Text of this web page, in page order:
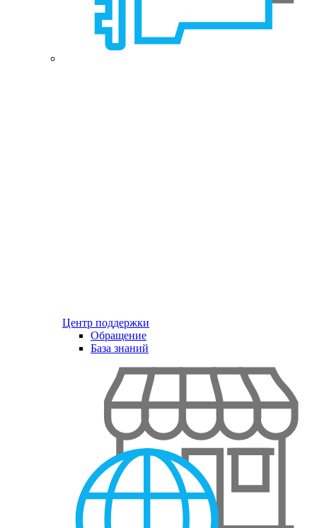
Центр поддержки
Обращение
База знаний